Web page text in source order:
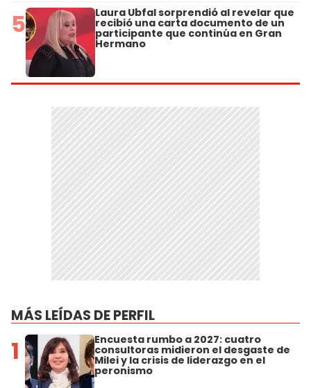
5 Laura Ubfal sorprendió al revelar que
recibió una carta documento de un
participante que continúa en Gran
Hermano
MÁS LEÍDAS DE PERFIL
1 Encuesta rumbo a 2027: cuatro
consultoras midieron el desgaste de
Milei y la crisis de liderazgo en el
peronismo